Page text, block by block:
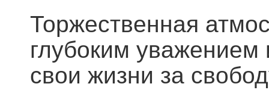
Торжественная
глубоким уважением
свои жизни за